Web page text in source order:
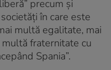
precum și
în care este
multă egalitate, mai
fraternitate cu
Spania”.